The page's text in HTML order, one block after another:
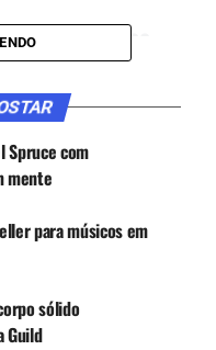
DA SÉRIE 300
fundo de mogno
OM e
e escudo em
de poro aberto
Spruce com
mente
para músicos em
sólido
Guild